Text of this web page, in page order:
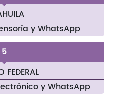
y WhatsApp
5
FEDERAL
y WhatsApp